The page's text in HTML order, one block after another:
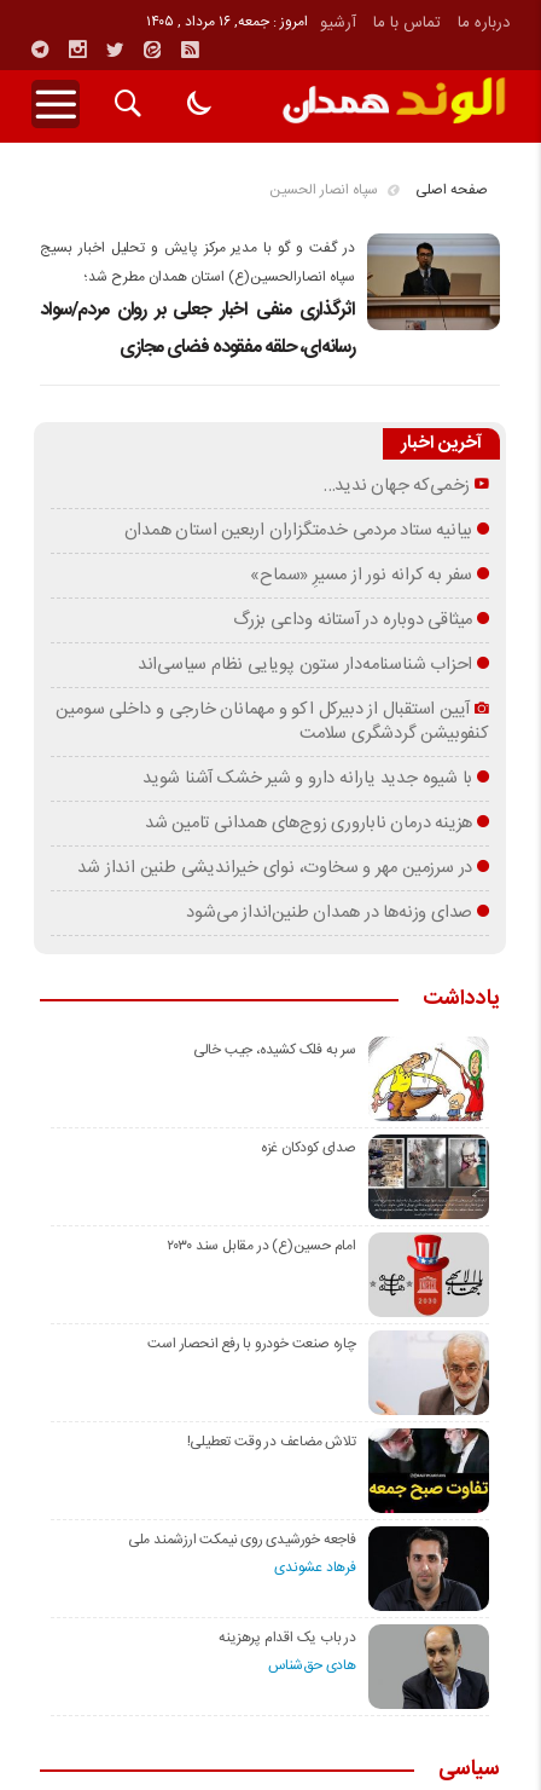
درباره ما تماس با ما آرشیو امروز : جمعه, ۱۶ مرداد , ۱۴۰۵
صفحه اصلی سپاه انصار الحسین
در گفت و گو با مدیر مرکز پایش و تحلیل اخبار بسیج
سپاه انصارالحسین(ع) استان همدان مطرح شد؛
اثرگذاری منفی اخبار جعلی بر روان مردم/سواد
رسانه‌ای، حلقه مفقوده فضای مجازی
آخرین اخبار
زخمی‌که جهان ندید…
بیانیه ستاد مردمی خدمتگزاران اربعین استان همدان
سفر به کرانه‌ نور از مسیرِ «سماح»
میثاقی دوباره در آستانه‌ وداعی بزرگ
احزاب شناسنامه‌دار ستون پویایی نظام سیاسی‌اند
آیین استقبال از دبیرکل اکو و مهمانان خارجی و داخلی سومین
کنفوبیشن گردشگری سلامت
با شیوه جدید یارانه دارو و شیر خشک آشنا شوید
هزینه درمان ناباروری زوج‌های همدانی تامین شد
در سرزمین مهر و سخاوت، نوای خیراندیشی طنین انداز شد
صدای وزنه‌ها در همدان طنین‌انداز می‌شود
یادداشت
سر به فلک کشیده، جیب خالی
صدای کودکان غزه
امام حسین(ع) در مقابل سند ۲۰۳۰
چاره صنعت خودرو با رفع انحصار است
تلاش مضاعف در وقت تعطیلی!
فاجعه خورشیدی روی نیمکت ارزشمند ملی
فرهاد عشوندی
در باب یک اقدام پرهزینه
هادی حق‌شناس
سیاسی